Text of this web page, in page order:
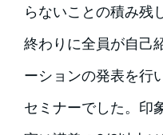
らないことの積み残
終わりに全員が自己
ーションの発表を行
セミナーでした。印